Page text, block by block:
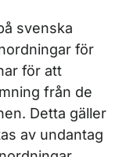
svenska
för
för att
från de
Detta gäller
av undantag